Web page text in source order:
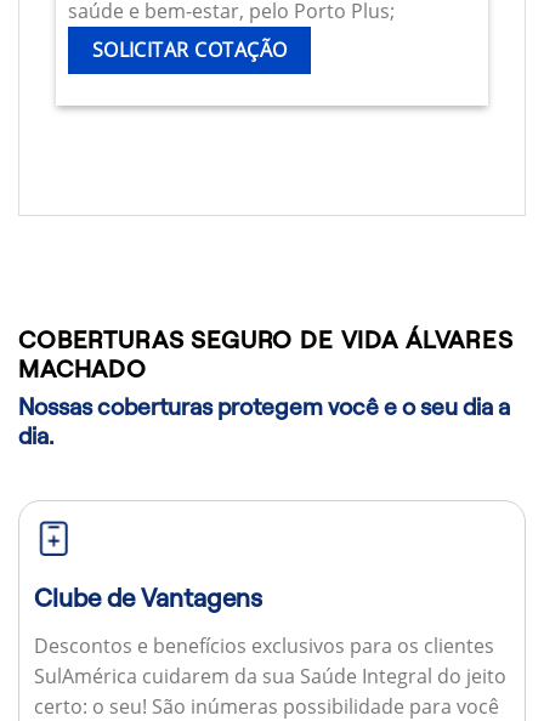
saúde e bem-estar, pelo Porto Plus;
SOLICITAR COTAÇÃO
COBERTURAS SEGURO DE VIDA ÁLVARES
MACHADO
Nossas coberturas protegem você e o seu dia a
dia.
Clube de Vantagens
Descontos e benefícios exclusivos para os clientes
SulAmérica cuidarem da sua Saúde Integral do jeito
certo: o seu! São inúmeras possibilidade para você